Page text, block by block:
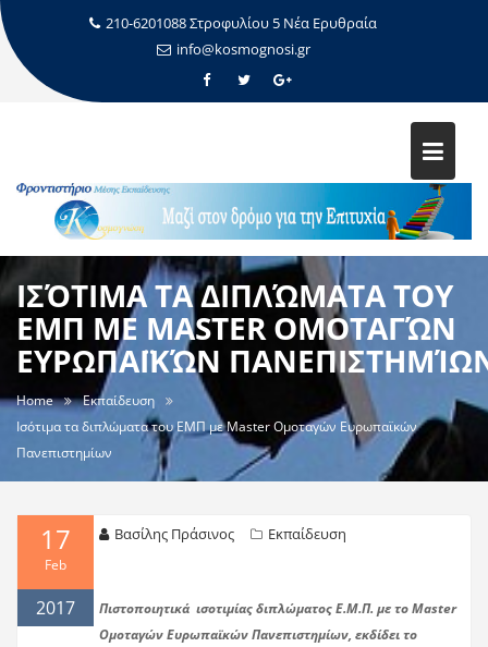
210-6201088 Στροφυλίου 5 Νέα Ερυθραία
info@kosmognosi.gr
ΙΣΌΤΙΜΑ ΤΑ ΔΙΠΛΏΜΑΤΑ ΤΟΥ
ΕΜΠ ΜΕ MASTER ΟΜΟΤΑΓΏΝ
ΕΥΡΩΠΑΪΚΏΝ
Home
Εκπαίδευση
Ισότιμα τα διπλώματα του ΕΜΠ με Master Ομοταγών Ευρωπαϊκών
Πανεπιστημίων
17
Feb
2017
Βασίλης Πράσινος Εκπαίδευση
Πιστοποιητικά ισοτιμίας διπλώματος Ε.Μ.Π. με το Master
Ομοταγών Ευρωπαϊκών Πανεπιστημίων, εκδίδει το